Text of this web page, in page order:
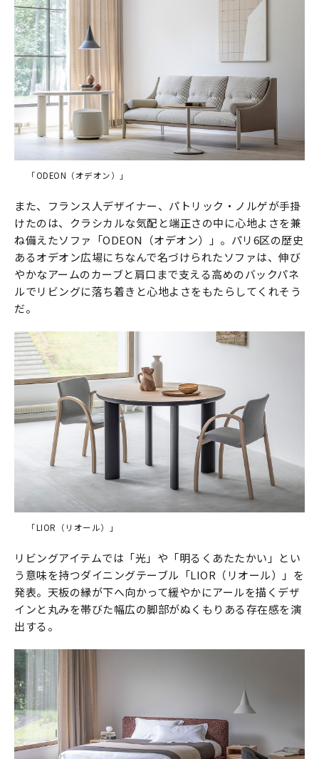
「ODEON（オデオン）」
また、フランス人デザイナー、パトリック・ノルゲが手掛
けたのは、クラシカルな気配と端正さの中に心地よさを兼
ね備えたソファ「ODEON（オデオン）」。パリ6区の歴史
あるオデオン広場にちなんで名づけられたソファは、伸び
やかなアームのカーブと肩口まで支える高めのバックパネ
ルでリビングに落ち着きと心地よさをもたらしてくれそう
だ。
「LIOR（リオール）」
リビングアイテムでは「光」や「明るくあたたかい」とい
う意味を持つダイニングテーブル「LIOR（リオール）」を
発表。天板の縁が下へ向かって緩やかにアールを描くデザ
インと丸みを帯びた幅広の脚部がぬくもりある存在感を演
出する。